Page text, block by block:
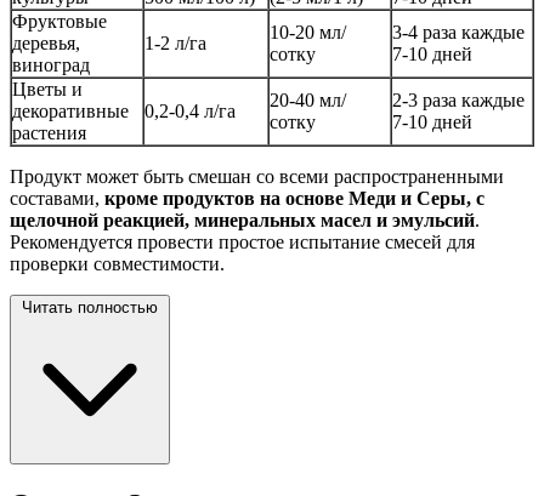
Фруктовые
деревья,
виноград
1-2 л/га
10-20 мл/
сотку
3-4 раза каждые
7-10 дней
Цветы и
декоративные
растения
0,2-0,4 л/га
20-40 мл/
сотку
2-3 раза каждые
7-10 дней
Продукт может быть смешан со всеми распространенными
составами, кроме продуктов на основе Меди и Серы, с
щелочной реакцией, минеральных масел и эмульсий.
Рекомендуется провести простое испытание смесей для
проверки совместимости.
Читать полностью